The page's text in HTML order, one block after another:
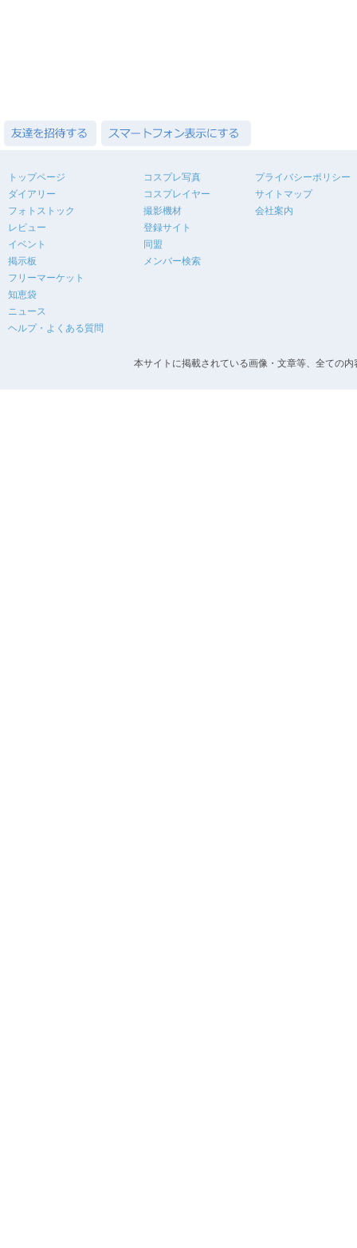
トップページ
ダイアリー
フォトストック
レビュー
イベント
掲示板
フリーマーケット
知恵袋
ニュース
ヘルプ・よくある質問
コスプレ写真
コスプレイヤー
撮影機材
登録サイト
同盟
メンバー検索
プライバシーポリシー
サイトマップ
会社案内
本サイトに掲載されている画像・文章等、全ての